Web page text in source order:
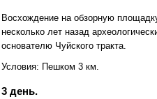
Восхождение на обзорную
несколько лет назад
основателю Чуйского тракта.
Условия: Пешком 3 км.
3 день.